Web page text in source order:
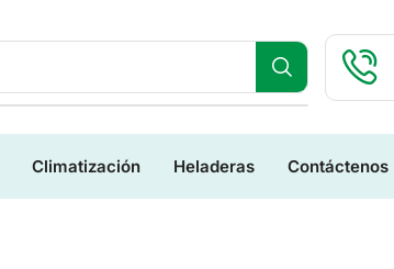
Climatización Heladeras Contáctenos